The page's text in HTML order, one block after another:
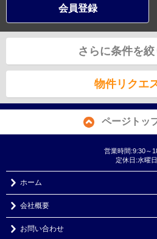
会員登録
さらに条件を
物件リクエ
ページトッ
営業時間:9:30～
定休日:水曜日
ホーム
会社概要
お問い合わせ